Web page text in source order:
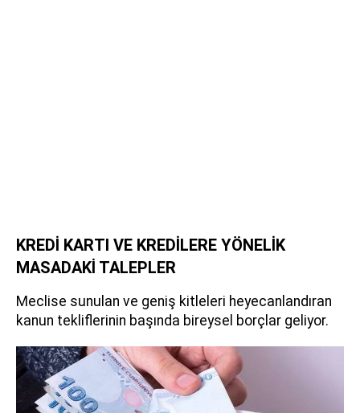
KREDİ KARTI VE KREDİLERE YÖNELİK
MASADAKİ TALEPLER
Meclise sunulan ve geniş kitleleri heyecanlandıran
kanun tekliflerinin başında bireysel borçlar geliyor.